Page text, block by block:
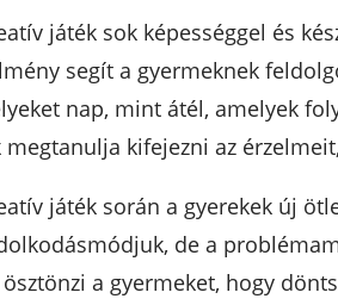
játék sok képességgel és
segít a gyermeknek
nap, mint átél, amelyek
megtanulja kifejezni az
játék során a gyerekek új
de a
a gyermeket, hogy